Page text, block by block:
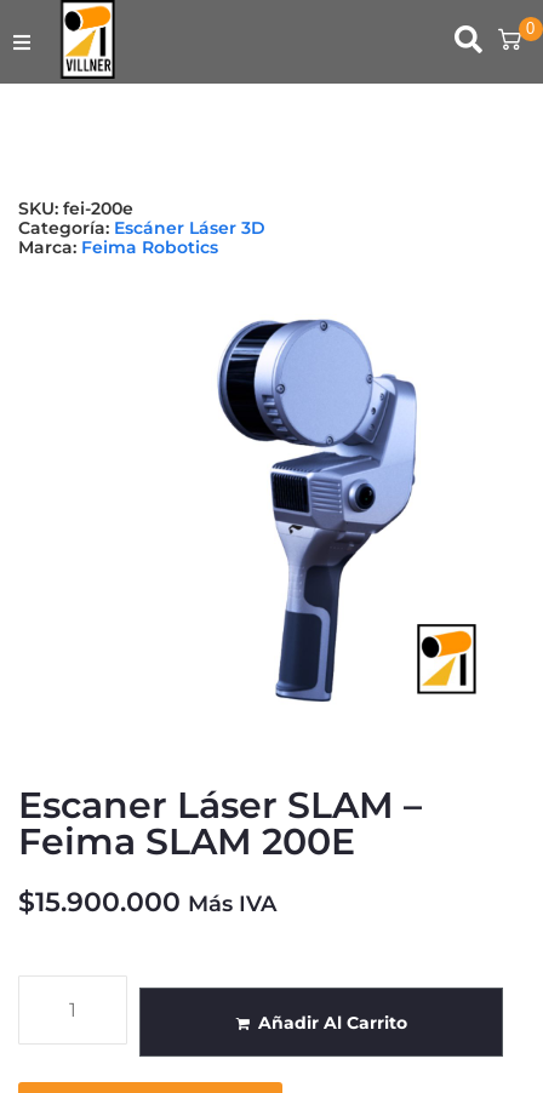
USADOS
0
SKU: fei-200e
Categoría: Escáner Láser 3D
Marca: Feima Robotics
Escaner Láser SLAM –
Feima SLAM 200E
$15.900.000 Más IVA
Añadir Al Carrito